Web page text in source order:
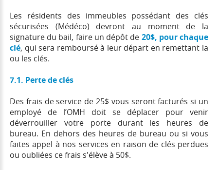
Les résidents des immeubles possédant des clés
sécurisées (Médéco) devront au moment de la
signature du bail, faire un dépôt de 20$, pour chaque
clé, qui sera remboursé à leur départ en remettant la
ou les clés.
7.1. Perte de clés
Des frais de service de 25$ vous seront facturés si un
employé de l’OMH doit se déplacer pour venir
déverrouiller votre porte durant les heures de
bureau. En dehors des heures de bureau ou si vous
faites appel à nos services en raison de clés perdues
ou oubliées ce frais s'élève à 50$.